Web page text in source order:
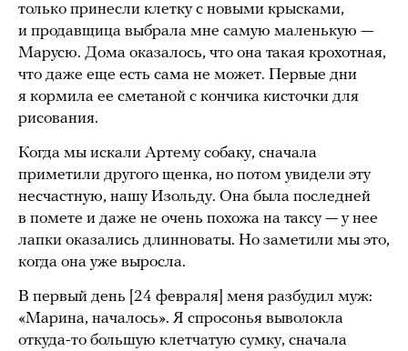
только принесли клетку с новыми крысками,
и продавщица выбрала мне самую маленькую —
Марусю. Дома оказалось, что она такая крохотная,
что даже еще есть сама не может. Первые дни
я кормила ее сметаной с кончика кисточки для
рисования.
Когда мы искали Артему собаку, сначала
приметили другого щенка, но потом увидели эту
несчастную, нашу Изольду. Она была последней
в помете и даже не очень похожа на таксу — у нее
лапки оказались длинноваты. Но заметили мы это,
когда она уже выросла.
В первый день [24 февраля] меня разбудил муж:
«Марина, началось». Я спросонья выволокла
откуда-то большую клетчатую сумку, сначала